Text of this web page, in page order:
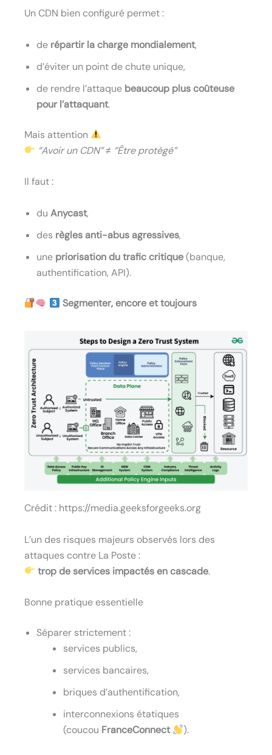
Un CDN bien configuré permet :
de répartir la charge mondialement,
d’éviter un point de chute unique,
de rendre l’attaque beaucoup plus coûteuse
pour l’attaquant.
Mais attention
“Avoir un CDN”≠ “Être protégé”
Il faut :
du Anycast,
des règles anti-abus agressives,
une priorisation du trafic critique(banque,
authentification, API).
Segmenter, encore et toujours
Crédit : https://media.geeksforgeeks.org
L’un des risques majeurs observés lors des
attaques contre La Poste :
trop de services impactés en cascade.
Bonne pratique essentielle
Séparer strictement :
services publics,
services bancaires,
briques d’authentification,
interconnexions étatiques
(coucou FranceConnect ).